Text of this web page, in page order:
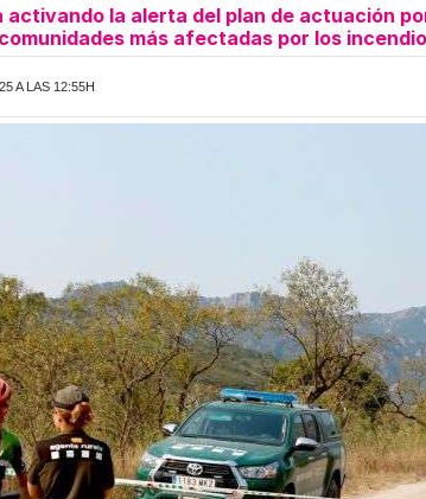
activando la alerta del plan de actuación
más afectadas por los
A LAS 12:55H